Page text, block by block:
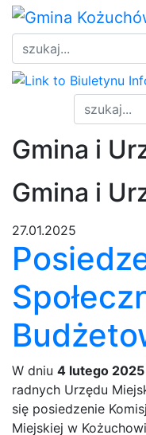
Skip
content
Gmina i
Gmina i
27.01.2025
W dniu 4 lutego
radnych Urzędu
się posiedzenie
Miejskiej w